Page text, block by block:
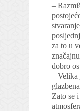
–
za to u
dobro
– Velika
Zato se